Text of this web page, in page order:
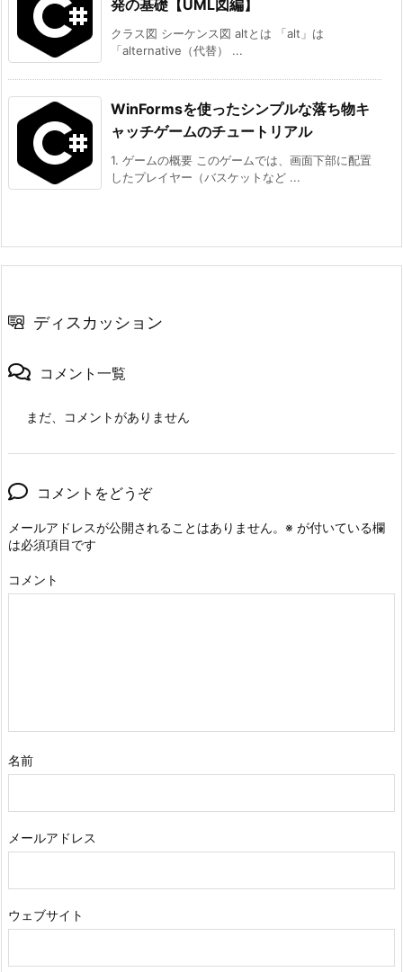
発の基礎【UML図編】
クラス図 シーケンス図 altとは 「alt」は
「alternative（代替） ...
WinFormsを使ったシンプルな落ち物キ
ャッチゲームのチュートリアル
1. ゲームの概要 このゲームでは、画面下部に配置
したプレイヤー（バスケットなど ...
ディスカッション
コメント一覧
まだ、コメントがありません
コメントをどうぞ
メールアドレスが公開されることはありません。 ※ が付いている欄
は必須項目です
コメント
名前
メールアドレス
ウェブサイト